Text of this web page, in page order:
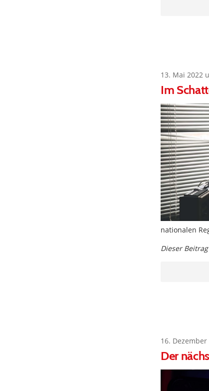
13. Mai 2022
Im
nationalen
Dieser
16.
Der